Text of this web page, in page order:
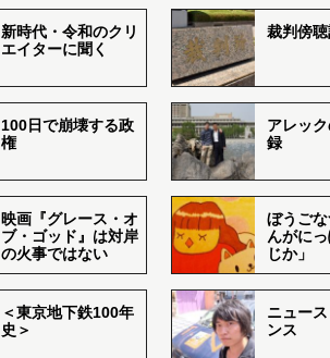
新時代・令和のクリ
エイターに聞く
裁判傍
100日で崩壊する政
権
アレッ
録
映画『グレース・オ
ブ・ゴッド』は対岸
の火事ではない
ぼうご
んがに
じか」
＜東京地下鉄100年
史＞
ニュー
ンス